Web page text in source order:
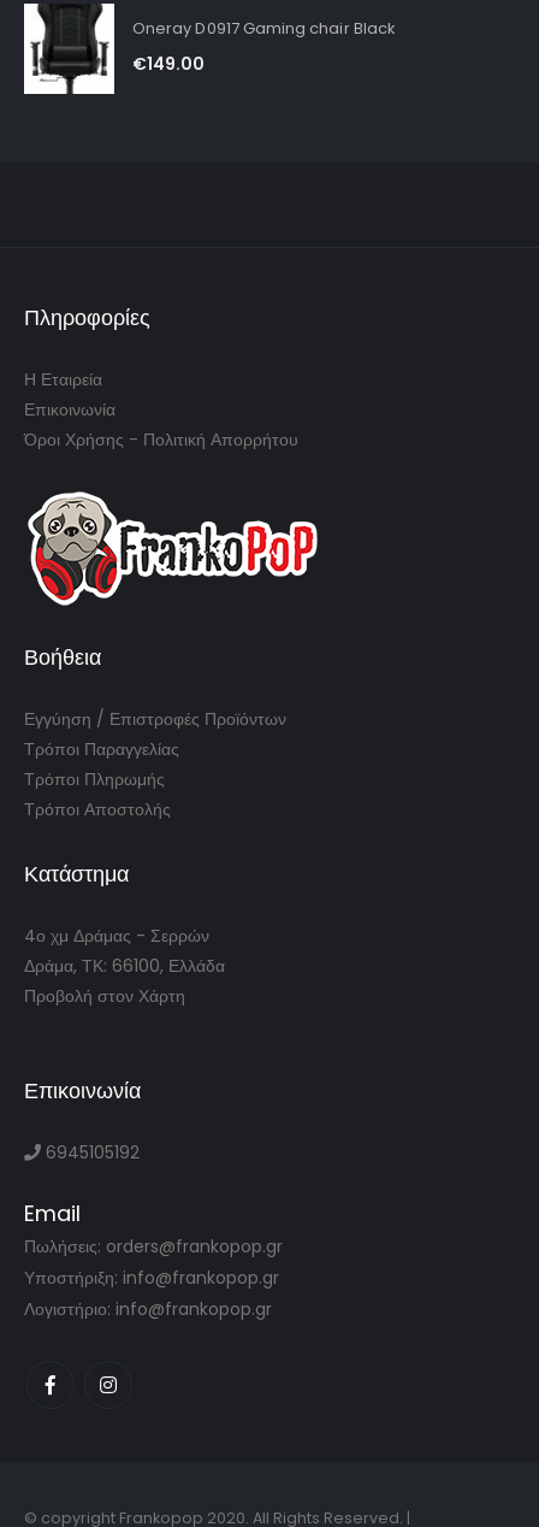
Oneray D0917 Gaming chair Black
€149.00
Πληροφορίες
Η Εταιρεία
Επικοινωνία
Όροι Χρήσης - Πολιτική Απορρήτου
Βοήθεια
Εγγύηση / Επιστροφές Προϊόντων
Τρόποι Παραγγελίας
Τρόποι Πληρωμής
Τρόποι Αποστολής
Κατάστημα
4ο χμ Δράμας - Σερρών
Δράμα, ΤΚ: 66100, Ελλάδα
Προβολή στον Χάρτη
Επικοινωνία
6945105192
Email
Πωλήσεις: orders@frankopop.gr
Υποστήριξη: info@frankopop.gr
Λογιστήριο: info@frankopop.gr
© copyright Frankopop 2020. All Rights Reserved. |